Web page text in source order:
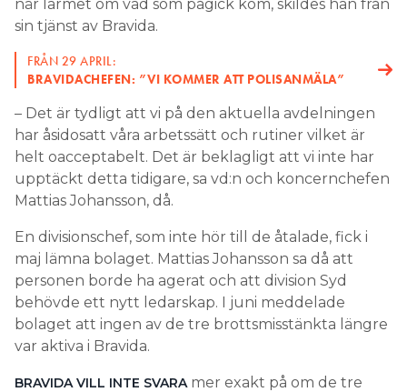
när larmet om vad som pågick kom, skildes han från
sin tjänst av Bravida.
FRÅN 29 APRIL:
BRAVIDACHEFEN: ”VI KOMMER ATT POLISANMÄLA”
– Det är tydligt att vi på den aktuella avdelningen
har åsidosatt våra arbetssätt och rutiner vilket är
helt oacceptabelt. Det är beklagligt att vi inte har
upptäckt detta tidigare, sa vd:n och koncernchefen
Mattias Johansson, då.
En divisionschef, som inte hör till de åtalade, fick i
maj lämna bolaget. Mattias Johansson sa då att
personen borde ha agerat och att division Syd
behövde ett nytt ledarskap. I juni meddelade
bolaget att ingen av de tre brottsmisstänkta längre
var aktiva i Bravida.
BRAVIDA VILL INTE SVARAmer exakt på om de tre